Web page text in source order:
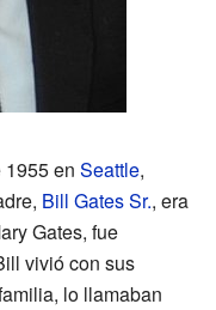
en Seattle,
Bill Gates Sr., era
Gates, fue
vivió con sus
lo llamaban